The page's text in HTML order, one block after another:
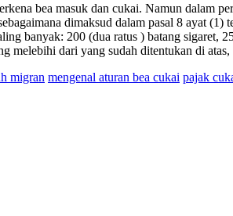
bea masuk dan cukai. Namun dalam
dimaksud dalam pasal 8 ayat
banyak: 200 (dua ratus ) batang
melebihi dari yang sudah ditentukan di atas,
migran mengenal aturan bea cukai pajak